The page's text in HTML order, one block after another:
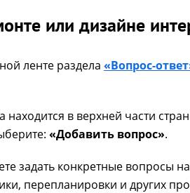
или дизайне
ленте раздела «Вопрос-
в верхней части
«Добавить вопрос».
задать конкретные вопросы
перепланировки и других